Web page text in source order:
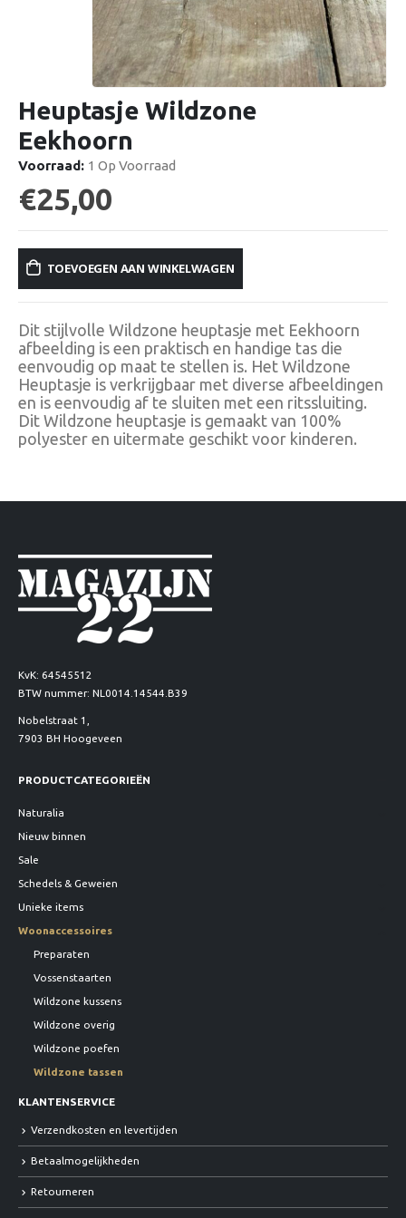
Heuptasje Wildzone
Eekhoorn
Voorraad: 1 Op Voorraad
€25,00
TOEVOEGEN AAN WINKELWAGEN
Dit stijlvolle Wildzone heuptasje met Eekhoorn
afbeelding is een praktisch en handige tas die
eenvoudig op maat te stellen is. Het Wildzone
Heuptasje is verkrijgbaar met diverse afbeeldingen
en is eenvoudig af te sluiten met een ritssluiting.
Dit Wildzone heuptasje is gemaakt van 100%
polyester en uitermate geschikt voor kinderen.
KvK: 64545512
BTW nummer: NL0014.14544.B39
Nobelstraat 1,
7903 BH Hoogeveen
PRODUCTCATEGORIEËN
Naturalia
Nieuw binnen
Sale
Schedels & Geweien
Unieke items
Woonaccessoires
Preparaten
Vossenstaarten
Wildzone kussens
Wildzone overig
Wildzone poefen
Wildzone tassen
KLANTENSERVICE
Verzendkosten en levertijden
Betaalmogelijkheden
Retourneren